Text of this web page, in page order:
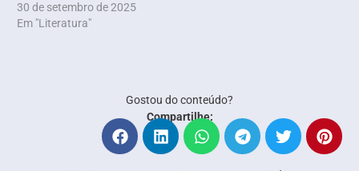
30 de setembro de 2025
Em "Literatura"
Gostou do conteúdo?
Compartilhe: